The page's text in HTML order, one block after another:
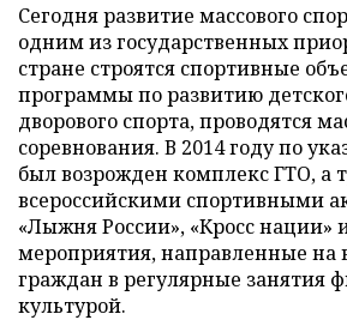
Сегодня развитие массового
одним из государственных
стране строятся спортивные
программы по развитию
дворового спорта, проводятся
соревнования. В 2014 году по
был возрожден комплекс ГТО,
всероссийскими спортивными
«Лыжня России», «Кросс нации»
мероприятия, направленные на
граждан в регулярные занятия
культурой.